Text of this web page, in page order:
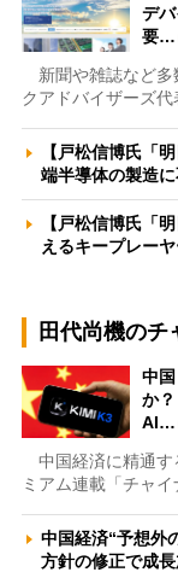
デ
要…
新聞や雑誌など多
クアドバイザーズ
【戸松信博氏「
端半導体の製造
【戸松信博氏「
えるキープレー
田代尚機のチ
中
か
AI…
中国経済に精通す
ミアム連載「チャ
中国経済“予想外
方針の修正で成